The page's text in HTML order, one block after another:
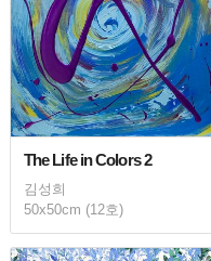
The Life in Colors 2
김성희
50x50cm (12호)